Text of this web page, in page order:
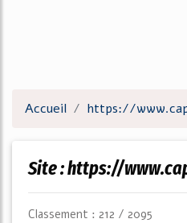
Accueil https://
Site : https://
Classement : 212 / 2095